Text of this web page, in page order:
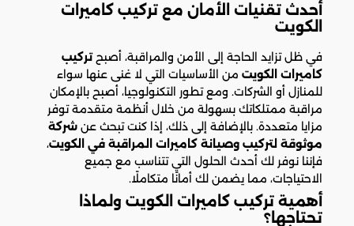
أحدث تقنيات الأمان مع تركيب كاميرات
الكويت
في ظل تزايد الحاجة إلى الأمن والمراقبة، أصبحتركيب
كاميرات الكويت من الأساسيات التي لا غنى عنها سواء
للمنازل أو الشركات. ومع تطور التكنولوجيا، أصبح بالإمكان
مراقبة ممتلكاتك بسهولة من خلال أنظمة متقدمة توفر
مزايا متعددة. بالإضافة إلى ذلك، إذا كنت تبحث عن شركة
موثوقة لتركيب وصيانة كاميرات المراقبة في الكويت،
فإننا نوفر لك أحدث الحلول التي تتناسب مع جميع
الاحتياجات، مما يضمن لك أمانًا متكاملًا.
أهمية تركيب كاميرات الكويت ولماذا
تحتاجها؟